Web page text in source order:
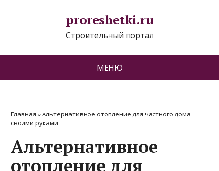
proreshetki.ru
Строительный портал
МЕНЮ
Главная »Альтернативное отопление для частного дома
своими руками
Альтернативное
отопление для